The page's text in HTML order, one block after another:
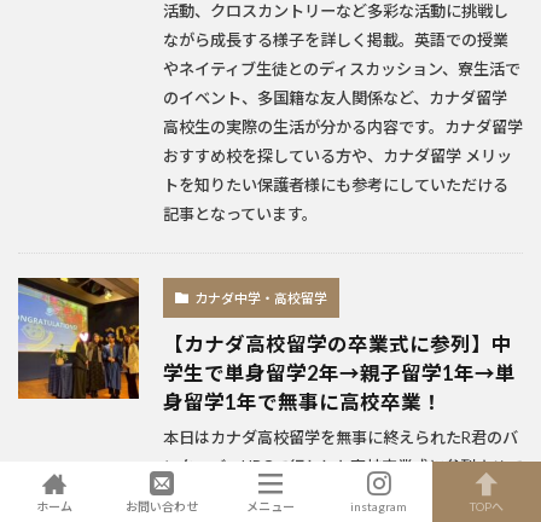
活動、クロスカントリーなど多彩な活動に挑戦し
ながら成長する様子を詳しく掲載。英語での授業
やネイティブ生徒とのディスカッション、寮生活で
のイベント、多国籍な友人関係など、カナダ留学
高校生の実際の生活が分かる内容です。カナダ留学
おすすめ校を探している方や、カナダ留学 メリッ
トを知りたい保護者様にも参考にしていただける
記事となっています。
カナダ中学・高校留学
【カナダ高校留学の卒業式に参列】中
学生で単身留学2年→親子留学1年→単
身留学1年で無事に高校卒業！
本日はカナダ高校留学を無事に終えられたR君のバ
ンクーバーUBCで行われた高校卒業式に参列させて
頂いた日についてのご報告です。卒業式のお写真や
ホーム お問い合わせ メニュー instagram TOPへ